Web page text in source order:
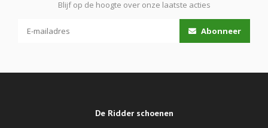
Blijf op de hoogte over onze laatste acties
Abonneer
De Ridder schoenen